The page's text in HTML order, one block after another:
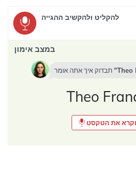
להקליט ולהקשיב ההגייה
במצב אימון
Theo
Theo
את הטקסט